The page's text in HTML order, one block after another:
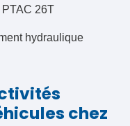
26T
hydraulique
chez